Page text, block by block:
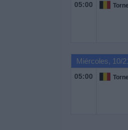
05:00
Miércoles, 10/
05:00